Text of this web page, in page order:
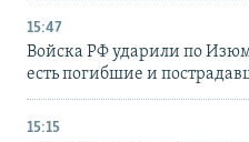
15:47
Войска РФ ударили по
есть погибшие и
15:15